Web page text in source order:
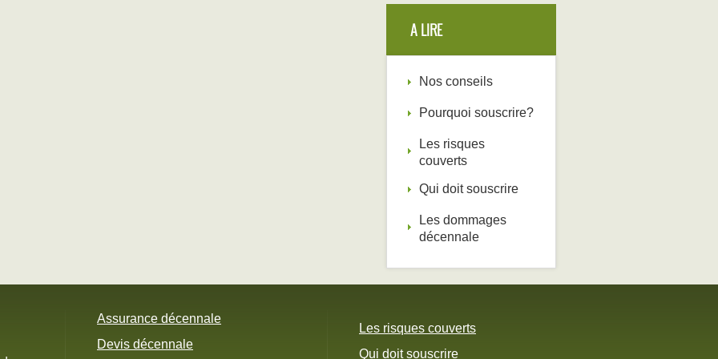
A LIRE
Nos conseils
Pourquoi souscrire?
Les risques
couverts
Qui doit souscrire
Les dommages
décennale
Assurance décennale
Devis décennale
Les risques couverts
Qui doit souscrire